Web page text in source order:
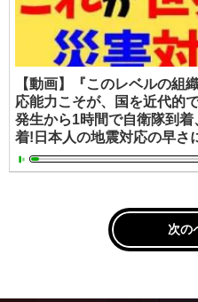
【動画】『このレベルの組
応能力こそが、国を近代的
発生から1時間で自衛隊到
着!日本人の地震対応の早さ
次の